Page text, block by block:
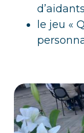
le jeu «